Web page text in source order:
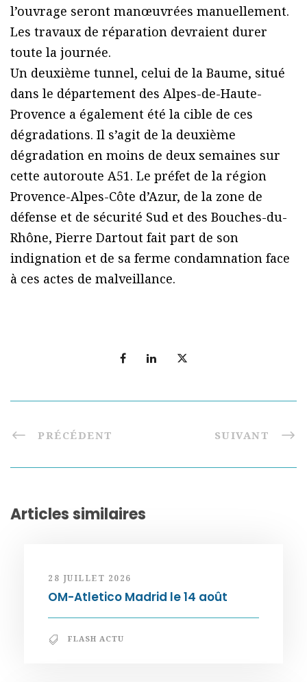
l’ouvrage seront manœuvrées manuellement.
Les travaux de réparation devraient durer
toute la journée.
Un deuxième tunnel, celui de la Baume, situé
dans le département des Alpes-de-Haute-
Provence a également été la cible de ces
dégradations. Il s’agit de la deuxième
dégradation en moins de deux semaines sur
cette autoroute A51. Le préfet de la région
Provence-Alpes-Côte d’Azur, de la zone de
défense et de sécurité Sud et des Bouches-du-
Rhône, Pierre Dartout fait part de son
indignation et de sa ferme condamnation face
à ces actes de malveillance.
PRÉCÉDENT SUIVANT
Articles similaires
28 JUILLET 2026
OM-Atletico Madrid le 14 août
FLASH ACTU